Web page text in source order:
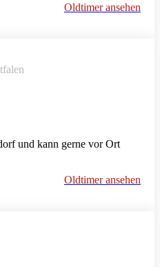
Oldtimer ansehen
und kann gerne vor Ort
Oldtimer ansehen